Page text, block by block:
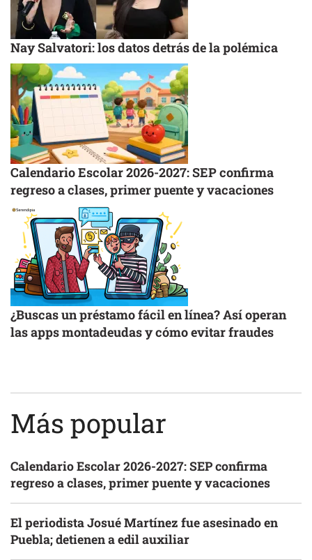
Nay Salvatori: los datos detrás de la polémica
Calendario Escolar 2026-2027: SEP confirma
regreso a clases, primer puente y vacaciones
¿Buscas un préstamo fácil en línea? Así operan
las apps montadeudas y cómo evitar fraudes
Más popular
Calendario Escolar 2026-2027: SEP confirma
regreso a clases, primer puente y vacaciones
El periodista Josué Martínez fue asesinado en
Puebla; detienen a edil auxiliar